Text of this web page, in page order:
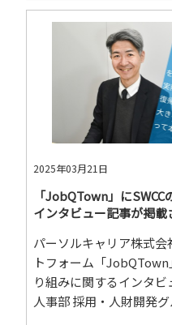
2025年03月21日
「JobQTown」に
インタビュー記事が掲載
パーソルキャリア株式
トフォーム「
り組みに関するインタビ
人事部 採用・人財開発